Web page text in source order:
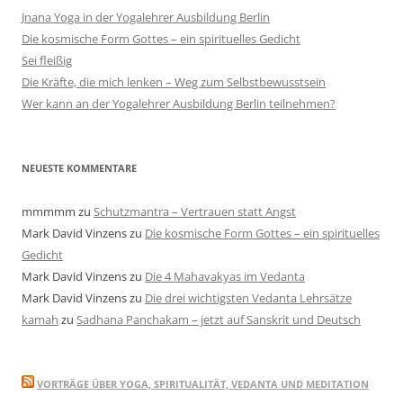
Jnana Yoga in der Yogalehrer Ausbildung Berlin
Die kosmische Form Gottes – ein spirituelles Gedicht
Sei fleißig
Die Kräfte, die mich lenken – Weg zum Selbstbewusstsein
Wer kann an der Yogalehrer Ausbildung Berlin teilnehmen?
NEUESTE KOMMENTARE
mmmmm zu Schutzmantra – Vertrauen statt Angst
Mark David Vinzenszu Die kosmische Form Gottes – ein spirituelles
Gedicht
Mark David Vinzenszu Die 4 Mahavakyas im Vedanta
Mark David Vinzenszu Die drei wichtigsten Vedanta Lehrsätze
kamah zu Sadhana Panchakam – jetzt auf Sanskrit und Deutsch
VORTRÄGE ÜBER YOGA, SPIRITUALITÄT, VEDANTA UND MEDITATION